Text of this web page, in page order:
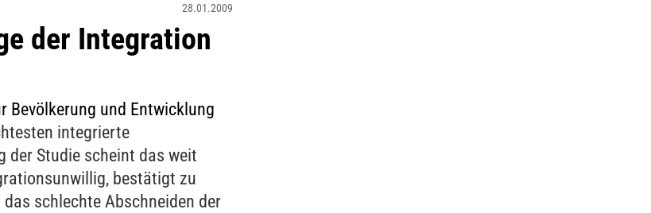
der Integration
28.01.2009
Bevölkerung und Entwicklung
integrierte
der Studie scheint das weit
bestätigt zu
schlechte Abschneiden der